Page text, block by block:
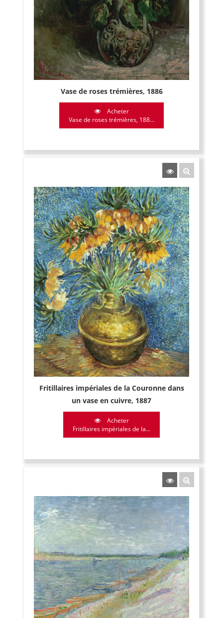
Vase de roses trémières, 1886
Acheter
Vase de roses trémières, 188...
Fritillaires impériales de la Couronne dans
un vase en cuivre, 1887
Acheter
Fritillaires impériales de la...